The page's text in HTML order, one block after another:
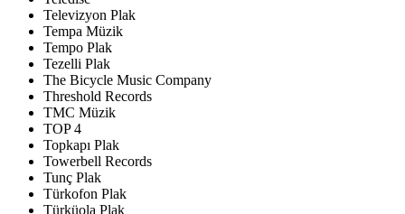
Televizyon Plak
Tempa Müzik
Tempo Plak
Tezelli Plak
The Bicycle Music Company
Threshold Records
TMC Müzik
TOP 4
Topkapı Plak
Towerbell Records
Tunç Plak
Türkofon Plak
Türküola Plak